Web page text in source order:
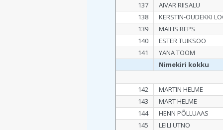
137
AIVAR RIISALU
138
KERSTIN-OUDEKKI
139
MAILIS REPS
140
ESTER TUIKSOO
141
YANA TOOM
Nimekiri kokku
142
MARTIN HELME
143
MART HELME
144
HENN PÕLLUAAS
145
LEILI UTNO